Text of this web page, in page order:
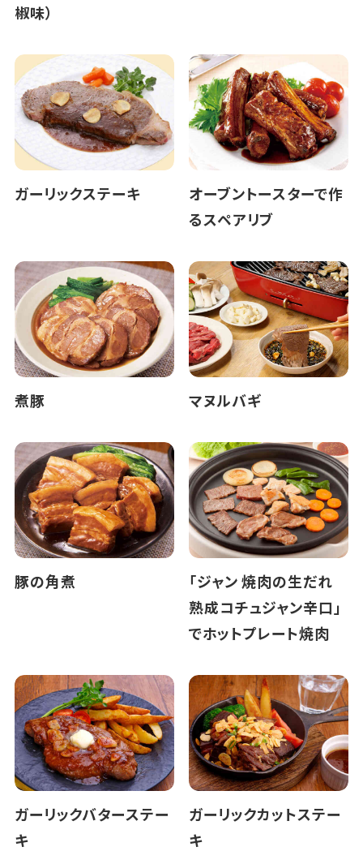
椒味）
ガーリックステーキ
オーブントースターで作
るスペアリブ
煮豚 マヌルバギ
豚の角煮
「ジャン 焼肉の生だれ
熟成コチュジャン辛口」
でホットプレート焼肉
ガーリックバターステー
キ
ガーリックカットステー
キ